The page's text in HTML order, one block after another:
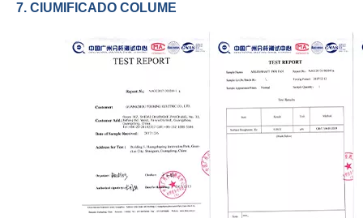
7. CIUMIFICADO COLUME